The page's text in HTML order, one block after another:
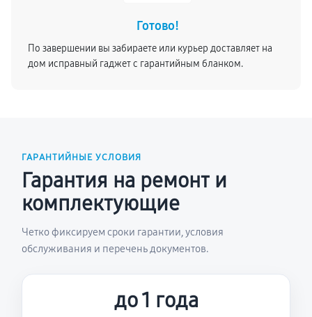
Готово!
По завершении вы забираете или курьер доставляет на
дом исправный гаджет с гарантийным бланком.
ГАРАНТИЙНЫЕ УСЛОВИЯ
Гарантия на ремонт и
комплектующие
Четко фиксируем сроки гарантии, условия
обслуживания и перечень документов.
до 1 года